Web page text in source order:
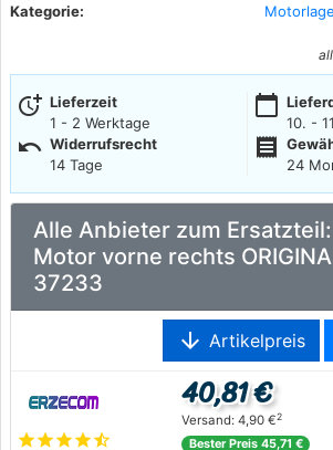
Kategorie:
more_time Lieferzeit
1 - 2 Werktage
calendar_today
10. -
undo Widerrufsrecht
14 Tage
receipt
24
Alle Anbieter zum
Motor vorne rechts
37233
arrow_downward Artikelpreis
starstarstarstarstar_half
40,81 €
Versand: 4,90 €2
Bester Preis 45,71 €